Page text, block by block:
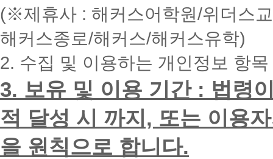
간
내
에
화
드
리
겠
습
니
다.
(※제휴사 : 해커스어학원/위더스
해커스종로/해커스/해커스유학)
2. 수집 및 이용하는 개인정보 항
3. 보유 및 이용 기간 : 법령
적 달성 시 까지, 또는 이용
을 원칙으로 합니다.